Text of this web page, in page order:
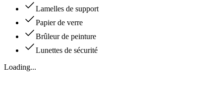
Lamelles de support
Papier de verre
Brûleur de peinture
Lunettes de sécurité
Loading...